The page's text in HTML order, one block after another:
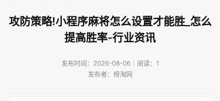
攻防策略!小程序麻将怎么设置才能胜_怎么
提高胜率-行业资讯
发布时间：2026-08-06｜阅读：1
发布者：榜淘网